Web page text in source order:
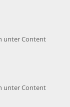
unter Content
unter Content